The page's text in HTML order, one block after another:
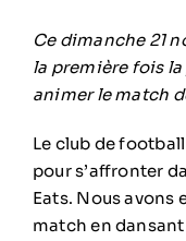
Ce dimanche 21
la première fois la
animer le match
Le club de
pour s’affronter
Eats. Nous avons
match en dansant